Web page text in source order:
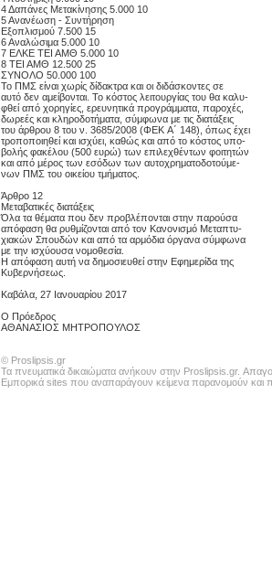
4 Δαπάνες Μετακίνησης 5.000 10
5 Ανανέωση - Συντήρηση
Εξοπλισμού 7.500 15
6 Αναλώσιμα 5.000 10
7 ΕΛΚΕ ΤΕΙ ΑΜΘ 5.000 10
8 ΤΕΙ ΑΜΘ 12.500 25
ΣΥΝΟΛΟ 50.000 100
Το ΠΜΣ είναι χωρίς δίδακτρα και οι διδάσκοντες σε
αυτό δεν αμείβονται. Το κόστος λειτουργίας του θα καλυ-
φθεί από χορηγίες, ερευνητικά προγράμματα, παροχές,
δωρεές και κληροδοτήματα, σύμφωνα με τις διατάξεις
του άρθρου 8 του ν. 3685/2008 (ΦΕΚ A΄ 148), όπως έχει
τροποποιηθεί και ισχύει, καθώς και από το κόστος υπο-
βολής φακέλου (500 ευρώ) των επιλεχθέντων φοιτητών
και από μέρος των εσόδων των αυτοχρηματοδοτούμε-
νων ΠΜΣ του οικείου τμήματος.
Άρθρο 12
Μεταβατικές διατάξεις
Όλα τα θέματα που δεν προβλέπονται στην παρούσα
απόφαση θα ρυθμίζονται από τον Κανονισμό Μεταπτυ-
χιακών Σπουδών και από τα αρμόδια όργανα σύμφωνα
με την ισχύουσα νομοθεσία.
Η απόφαση αυτή να δημοσιευθεί στην Εφημερίδα της
Κυβερνήσεως.
Καβάλα, 27 Ιανουαρίου 2017
Ο Πρόεδρος
ΑΘΑΝΑΣΙΟΣ ΜΗΤΡΟΠΟΥΛΟΣ
© Proslipsis.gr
Τα πνευματικά δικαιώματα ανήκουν στην Proslipsis.gr.
Εμπορικά sites που αναπαράγουν κείμενα παρανομούν και